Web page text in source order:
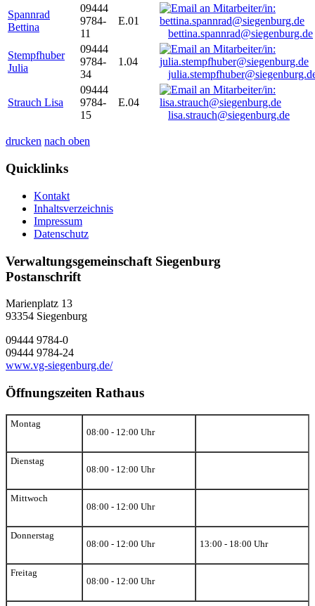
Spannrad
Bettina
09444
9784-
11
E.01
bettina.spannrad@siegenburg.de
Stempfhuber
Julia
09444
9784-
34
1.04
Strauch Lisa
09444
9784-
15
E.04
lisa.strauch@siegenburg.de
drucken nach oben
Quicklinks
Kontakt
Inhaltsverzeichnis
Impressum
Datenschutz
Verwaltungsgemeinschaft Siegenburg
Postanschrift
Marienplatz 13
93354 Siegenburg
09444 9784-0
09444 9784-24
www.vg-siegenburg.de/
Öffnungszeiten Rathaus
Montag
08:00 - 12:00 Uhr
Dienstag
08:00 - 12:00 Uhr
Mittwoch
08:00 - 12:00 Uhr
Donnerstag
08:00 - 12:00 Uhr
13:00 - 18:00 Uhr
Freitag
08:00 - 12:00 Uhr